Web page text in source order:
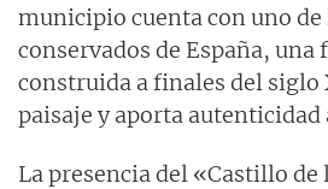
municipio cuenta con uno
conservados de España, una
construida a finales del siglo
paisaje y aporta autenticidad
La presencia del «Castillo de